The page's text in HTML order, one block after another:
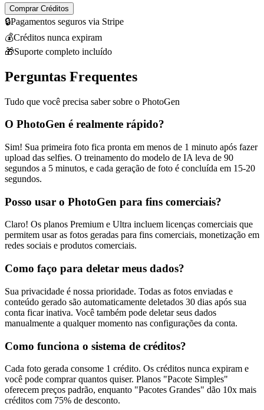
Comprar Créditos
🔒Pagamentos seguros via Stripe
💰Créditos nunca expiram
🎁Suporte completo incluído
Perguntas Frequentes
Tudo que você precisa saber sobre o PhotoGen
O PhotoGen é realmente rápido?
Sim! Sua primeira foto fica pronta em menos de 1 minuto após fazer
upload das selfies. O treinamento do modelo de IA leva de 90
segundos a 5 minutos, e cada geração de foto é concluída em 15-20
segundos.
Posso usar o PhotoGen para fins comerciais?
Claro! Os planos Premium e Ultra incluem licenças comerciais que
permitem usar as fotos geradas para fins comerciais, monetização em
redes sociais e produtos comerciais.
Como faço para deletar meus dados?
Sua privacidade é nossa prioridade. Todas as fotos enviadas e
conteúdo gerado são automaticamente deletados 30 dias após sua
conta ficar inativa. Você também pode deletar seus dados
manualmente a qualquer momento nas configurações da conta.
Como funciona o sistema de créditos?
Cada foto gerada consome 1 crédito. Os créditos nunca expiram e
você pode comprar quantos quiser. Planos "Pacote Simples"
oferecem preços padrão, enquanto "Pacotes Grandes" dão 10x mais
créditos com 75% de desconto.